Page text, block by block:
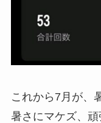
これから7月が、
暑さにマケズ、頑